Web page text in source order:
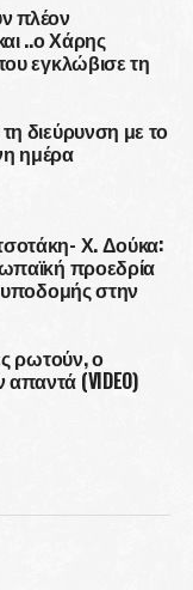
πλέον
..ο Χάρης
εγκλώβισε τη
διεύρυνση με το
ημέρα
Χ. Δούκα:
προεδρία
υποδομής στην
ρωτούν, ο
(VIDEO)